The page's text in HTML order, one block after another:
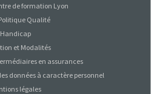
de formation Lyon
Qualité
Handicap
et Modalités
en assurances
données à caractère personnel
légales